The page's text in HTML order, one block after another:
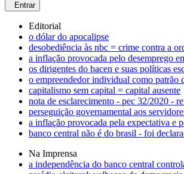
Entrar
Editorial
o dólar do apocalipse
desobediência às nbc = crime contra a
a inflação provocada pelo desemprego
os dirigentes do bacen e suas políticas
o empreendedor individual como patrão
capitalismo sem capital = capital ausente
nota de esclarecimento - pec 32/2020 -
perseguição governamental aos
a inflação provocada pela expectativa e
banco central não é do brasil - foi
Na Imprensa
a independência do banco central